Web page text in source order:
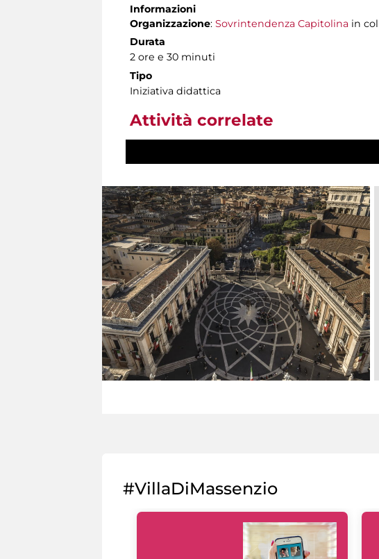
Informazioni
Organizzazione: Sovrintendenza Capitolina in
Durata
2 ore e 30 minuti
Tipo
Iniziativa didattica
Attività correlate
#VillaDiMassenzio